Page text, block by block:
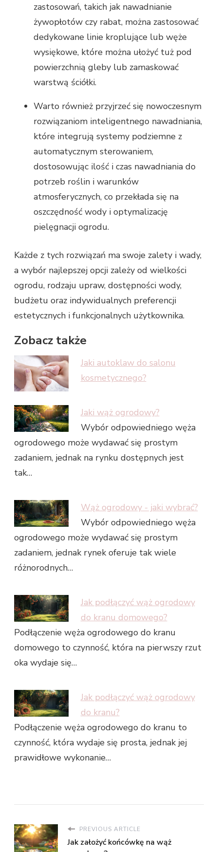
zastosowań, takich jak nawadnianie
żywopłotów czy rabat, można zastosować
dedykowane linie kroplujące lub węże
wysiękowe, które można ułożyć tuż pod
powierzchnią gleby lub zamaskować
warstwą ściółki.
Warto również przyjrzeć się nowoczesnym
rozwiązaniom inteligentnego nawadniania,
które integrują systemy podziemne z
automatycznym sterowaniem,
dostosowując ilość i czas nawadniania do
potrzeb roślin i warunków
atmosferycznych, co przekłada się na
oszczędność wody i optymalizację
pielęgnacji ogrodu.
Każde z tych rozwiązań ma swoje zalety i wady,
a wybór najlepszej opcji zależy od wielkości
ogrodu, rodzaju upraw, dostępności wody,
budżetu oraz indywidualnych preferencji
estetycznych i funkcjonalnych użytkownika.
Zobacz także
Jaki autoklaw do salonu
kosmetycznego?
Jaki wąż ogrodowy?
Wybór odpowiedniego węża
ogrodowego może wydawać się prostym
zadaniem, jednak na rynku dostępnych jest
tak…
Wąż ogrodowy - jaki wybrać?
Wybór odpowiedniego węża
ogrodowego może wydawać się prostym
zadaniem, jednak rynek oferuje tak wiele
różnorodnych…
Jak podłączyć wąż ogrodowy
do kranu domowego?
Podłączenie węża ogrodowego do kranu
domowego to czynność, która na pierwszy rzut
oka wydaje się…
Jak podłączyć wąż ogrodowy
do kranu?
Podłączenie węża ogrodowego do kranu to
czynność, która wydaje się prosta, jednak jej
prawidłowe wykonanie…
PREVIOUS ARTICLE
Jak założyć końcówkę na wąż